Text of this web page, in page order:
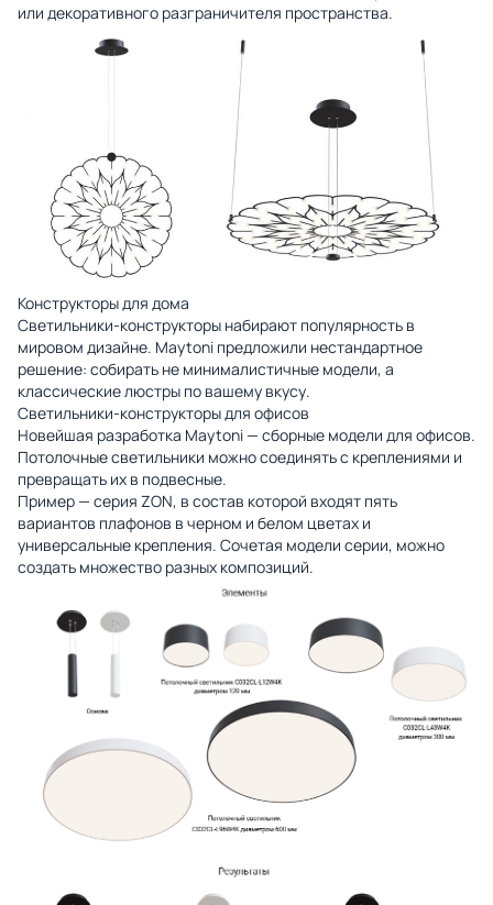
или декоративного разграничителя пространства.
Конструкторы для дома
Светильники-конструкторы набирают популярность в
мировом дизайне. Maytoni предложили нестандартное
решение: собирать не минималистичные модели, а
классические люстры по вашему вкусу.
Светильники-конструкторы для офисов
Новейшая разработка Maytoni — сборные модели для офисов.
Потолочные светильники можно соединять с креплениями и
превращать их в подвесные.
Пример — серия ZON, в состав которой входят пять
вариантов плафонов в черном и белом цветах и
универсальные крепления. Сочетая модели серии, можно
создать множество разных композиций.